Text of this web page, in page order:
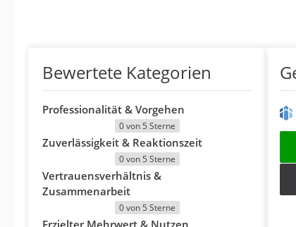
Bewertete Kategorien
Professionalität & Vorgehen
0 von 5 Sterne
Zuverlässigkeit & Reaktionszeit
0 von 5 Sterne
Vertrauensverhältnis &
Zusammenarbeit
0 von 5 Sterne
Erzielter Mehrwert & Nutzen